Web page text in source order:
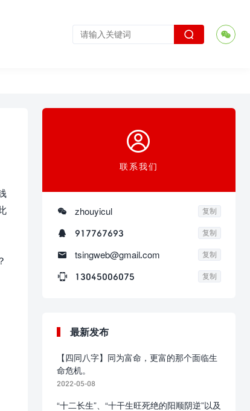



联系我们
 zhouyicul 复制
 917767693 复制
 tsingweb@gmail.com 复制
 13045006075 复制
最新发布
【四同八字】同为富命，更富的那个面临生
命危机。
2022-05-08
“十二长生”、“十干生旺死绝的阳顺阴逆”以及